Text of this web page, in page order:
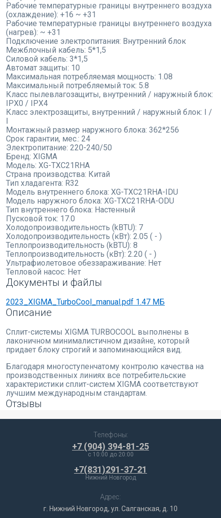
Рабочие температурные границы внутреннего воздуха
(охлаждение): +16 ~ +31
Рабочие температурные границы внутреннего воздуха
(нагрев): ~ +31
Подключение электропитания: Внутренний блок
Межблочный кабель: 5*1,5
Силовой кабель: 3*1,5
Автомат защиты: 10
Максимальная потребляемая мощность: 1.08
Максимальный потребляемый ток: 5.8
Класс пылевлагозащиты, внутренний / наружный блок:
IPX0 / IPX4
Класс электрозащиты, внутренний / наружный блок: I /
I
Монтажный размер наружного блока: 362*256
Срок гарантии, мес.: 24
Электропитание: 220-240/50
Бренд: XIGMA
Модель: XG-TXC21RHA
Страна производства: Китай
Тип хладагента: R32
Модель внутреннего блока: XG-TXC21RHA-IDU
Модель наружного блока: XG-TXC21RHA-ODU
Тип внутреннего блока: Настенный
Пусковой ток: 17.0
Холодопроизводительность (kBTU): 7
Холодопроизводительность (кВт): 2.05 ( - )
Теплопроизводительность (kBTU): 8
Теплопроизводительность (кВт): 2.20 ( - )
Ультрафиолетовое обеззараживание: Нет
Тепловой насос: Нет
Документы и файлы
2023_XIGMA_TurboCool_manual.pdf 1.47 МБ
Описание
Сплит-системы XIGMA TURBOCOOL выполнены в
лаконичном минималистичном дизайне, который
придает блоку строгий и запоминающийся вид.
Благодаря многоступенчатому контролю качества на
производственных линиях все потребительские
характеристики сплит-систем XIGMA соответствуют
лучшим международным стандартам.
Отзывы
Телефоны:
+7 (904) 394-81-25
c 10:00 до 20:00
+7(831)291-37-21
Нижний Новгород
Адрес:
г. Нижний Новгород, ул. Салганская, д. 10